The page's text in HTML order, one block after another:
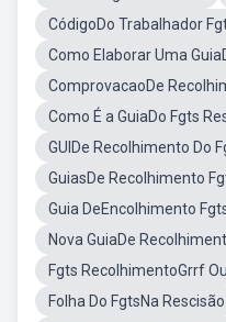
CódigoDo Trabalhador
Como Elaborar Uma
ComprovacaoDe
Como É a GuiaDo Fgts
GUIDe Recolhimento Do
GuiasDe Recolhimento
Guia DeEncolhimento
Nova GuiaDe
Fgts RecolhimentoGrrf Ou
Folha Do FgtsNa Rescisão